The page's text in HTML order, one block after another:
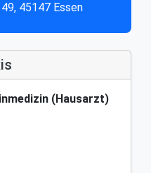
45147 Essen
(Hausarzt)